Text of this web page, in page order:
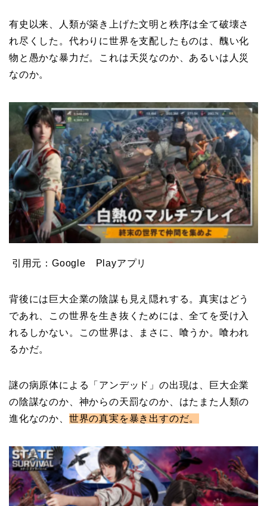
有史以来、人類が築き上げた文明と秩序は全て破壊さ
れ尽くした。代わりに世界を支配したものは、醜い化
物と愚かな暴力だ。これは天災なのか、あるいは人災
なのか。
引用元：Google Playアプリ
背後には巨大企業の陰謀も見え隠れする。真実はどう
であれ、この世界を生き抜くためには、全てを受け入
れるしかない。この世界は、まさに、喰うか。喰われ
るかだ。
謎の病原体による「アンデッド」の出現は、巨大企業
の陰謀なのか、神からの天罰なのか、はたまた人類の
進化なのか、 世界の真実を暴き出すのだ。